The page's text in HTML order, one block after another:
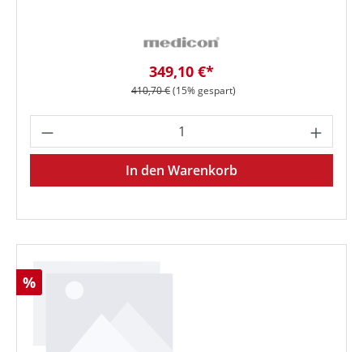
Verkaufspreis:
349,10 €*
Regulärer Preis:
410,70 €(15% gespart)
Produkt Anzahl: Gib den
In den Warenkorb
Rabatt
%